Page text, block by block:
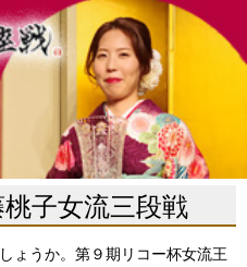
子女流三段戦
ょうか。第９期リコー杯女流王